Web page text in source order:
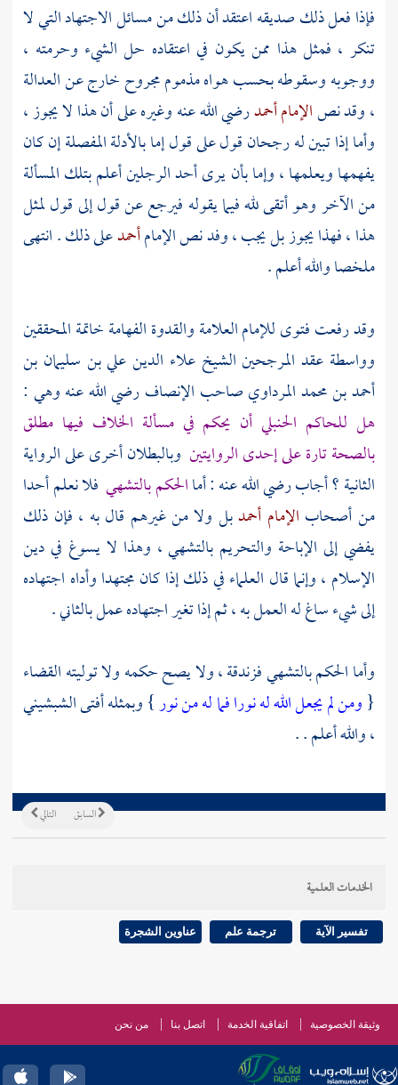
فإذا فعل ذلك صديقه اعتقد أن ذلك من مسائل الاجتهاد التي لا
تنكر ، فمثل هذا ممن يكون في اعتقاده حل الشيء وحرمته ،
ووجوبه وسقوطه بحسب هواه مذموم مجروح خارج عن العدالة
، وقد نصالإمام أحمدرضي الله عنه وغيره على أن هذا لا يجوز ،
وأما إذا تبين له رجحان قول على قول إما بالأدلة المفصلة إن كان
يفهمها ويعلمها ، وإما بأن يرى أحد الرجلين أعلم بتلك المسألة
من الآخر وهو أتقى لله فيما يقوله فيرجع عن قول إلى قول لمثل
هذا ، فهذا يجوز بل يجب ، وفد نص الإمامأحمدعلى ذلك . انتهى
ملخصا والله أعلم .
وقد رفعت فتوى للإمام العلامة والقدوة الفهامة خاتمة المحققين
وواسطة عقد المرجحين الشيخعلاء الدين علي بن سليمان بن
أحمد بن محمد المرداويصاحب الإنصاف رضي الله عنه وهي :
هل للحاكم الحنبلي أن يحكم في مسألة الخلاف فيها مطلق
بالصحة تارة على إحدى الروايتين وبالبطلان أخرى على الرواية
الثانية ؟ أجاب رضي الله عنه : أماالحكم بالتشهي فلا نعلم أحدا
من أصحاب الإمام أحمدبل ولا من غيرهم قال به ، فإن ذلك
يفضي إلى الإباحة والتحريم بالتشهي ، وهذا لا يسوغ في دين
الإسلام ، وإنما قال العلماء في ذلك إذا كان مجتهدا وأداه اجتهاده
إلى شيء ساغ له العمل به ، ثم إذا تغير اجتهاده عمل بالثاني .
وأما الحكم بالتشهي فزندقة ، ولا يصح حكمه ولا توليته القضاء
{ومن لم يجعل الله له نورا فما له من نور} وبمثله أفتىالشبشيني
، والله أعلم . .
التالي السابق
الخدمات العلمية
تفسير الآية ترجمة علم عناوين الشجرة
وثيقة الخصوصية اتفاقية الخدمة اتصل بنا من نحن